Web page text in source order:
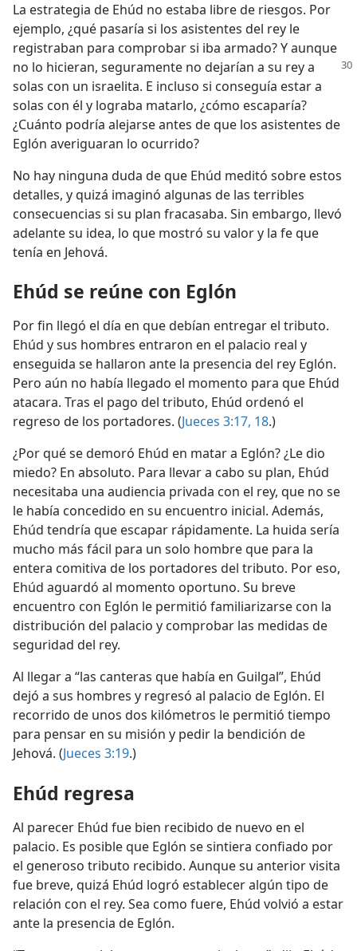
La estrategia de Ehúd no estaba libre de riesgos. Por
ejemplo, ¿qué pasaría si los asistentes del rey le
registraban para comprobar si iba armado? Y aunque
no lo hicieran, seguramente no dejarían a su rey a
solas con un israelita. E incluso si conseguía estar a
solas con él y lograba matarlo, ¿cómo escaparía?
¿Cuánto podría alejarse antes de que los asistentes de
Eglón averiguaran lo ocurrido?
No hay ninguna duda de que Ehúd meditó sobre estos
detalles, y quizá imaginó algunas de las terribles
consecuencias si su plan fracasaba. Sin embargo, llevó
adelante su idea, lo que mostró su valor y la fe que
tenía en Jehová.
Ehúd se reúne con Eglón
Por fin llegó el día en que debían entregar el tributo.
Ehúd y sus hombres entraron en el palacio real y
enseguida se hallaron ante la presencia del rey Eglón.
Pero aún no había llegado el momento para que Ehúd
atacara. Tras el pago del tributo, Ehúd ordenó el
regreso de los portadores. (Jueces 3:17, 18.)
¿Por qué se demoró Ehúd en matar a Eglón? ¿Le dio
miedo? En absoluto. Para llevar a cabo su plan, Ehúd
necesitaba una audiencia privada con el rey, que no se
le había concedido en su encuentro inicial. Además,
Ehúd tendría que escapar rápidamente. La huida sería
mucho más fácil para un solo hombre que para la
entera comitiva de los portadores del tributo. Por eso,
Ehúd aguardó al momento oportuno. Su breve
encuentro con Eglón le permitió familiarizarse con la
distribución del palacio y comprobar las medidas de
seguridad del rey.
Al llegar a “las canteras que había en Guilgal”, Ehúd
dejó a sus hombres y regresó al palacio de Eglón. El
recorrido de unos dos kilómetros le permitió tiempo
para pensar en su misión y pedir la bendición de
Jehová. (Jueces 3:19.)
Ehúd regresa
Al parecer Ehúd fue bien recibido de nuevo en el
palacio. Es posible que Eglón se sintiera confiado por
el generoso tributo recibido. Aunque su anterior visita
fue breve, quizá Ehúd logró establecer algún tipo de
relación con el rey. Sea como fuere, Ehúd volvió a estar
ante la presencia de Eglón.